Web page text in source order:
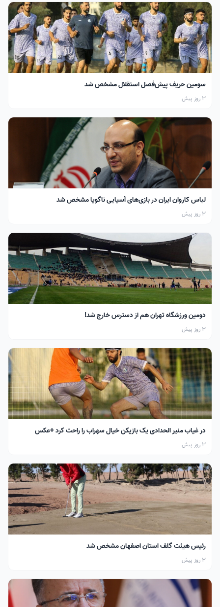
سومین حریف پیش‌فصل استقلال مشخص شد
3 روز پیش
لباس کاروان ایران در بازی‌های آسیایی ناگویا مشخص شد
3 روز پیش
دومین ورزشگاه تهران هم از دسترس خارج شد!
3 روز پیش
در غیاب منیر الحدادی یک بازیکن خیال سهراب را راحت کرد +عکس
3 روز پیش
رئیس هیئت گلف استان اصفهان مشخص شد
3 روز پیش